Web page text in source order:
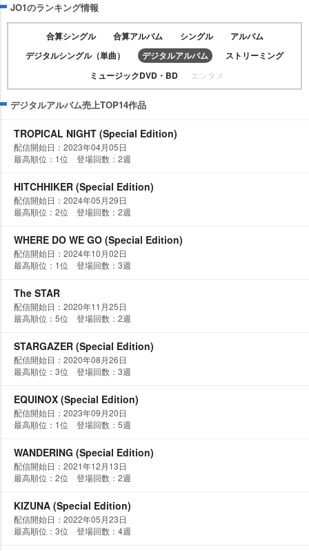
JO1のランキング情報
合算シングル 合算アルバム シングル
アルバム
デジタルシングル（単曲）
デジタルアルバム
ストリーミング
ミュージックDVD・BD
エンタメ
デジタルアルバム売上TOP14作品
TROPICAL NIGHT (Special Edition)
配信開始日：2023年04月05日
最高順位：1位 登場回数：2週
HITCHHIKER (Special Edition)
配信開始日：2024年05月29日
最高順位：2位 登場回数：2週
WHERE DO WE GO (Special Edition)
配信開始日：2024年10月02日
最高順位：1位 登場回数：3週
The STAR
配信開始日：2020年11月25日
最高順位：5位 登場回数：2週
STARGAZER (Special Edition)
配信開始日：2020年08月26日
最高順位：3位 登場回数：3週
EQUINOX (Special Edition)
配信開始日：2023年09月20日
最高順位：1位 登場回数：5週
WANDERING (Special Edition)
配信開始日：2021年12月13日
最高順位：2位 登場回数：2週
KIZUNA (Special Edition)
配信開始日：2022年05月23日
最高順位：3位 登場回数：4週